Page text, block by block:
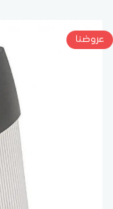
عروضنا